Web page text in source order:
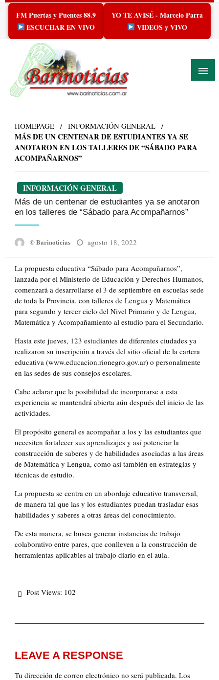
Skip
content
FM Puertas y Puentes 88.9
ESCUCHAR EN VIVO
YO TE AVISÉ - Marcelo Parra
VIDEOS y VIVO
HOMEPAGE INFORMACIÓN GENERAL
MÁS DE UN CENTENAR DE ESTUDIANTES YA SE
ANOTARON EN LOS TALLERES DE “SÁBADO PARA
ACOMPAÑARNOS”
INFORMACIÓN GENERAL
Más de un centenar de estudiantes ya se anotaron
en los talleres de “Sábado para Acompañarnos”
© Barinoticias
Posted
agosto 18, 2022
La propuesta educativa “Sábado para Acompañarnos”,
lanzada por el Ministerio de Educación y Derechos Humanos,
comenzará a desarrollarse el 3 de septiembre en escuelas sede
de toda la Provincia, con talleres de Lengua y Matemática
para segundo y tercer ciclo del Nivel Primario y de Lengua,
Matemática y Acompañamiento al estudio para el Secundario.
Hasta este jueves, 123 estudiantes de diferentes ciudades ya
realizaron su inscripción a través del sitio oficial de la cartera
educativa (www.educacion.rionegro.gov.ar) o personalmente
en las sedes de sus consejos escolares.
Cabe aclarar que la posibilidad de incorporarse a esta
experiencia se mantendrá abierta aún después del inicio de las
actividades.
El propósito general es acompañar a los y las estudiantes que
necesiten fortalecer sus aprendizajes y así potenciar la
construcción de saberes y de habilidades asociadas a las áreas
de Matemática y Lengua, como así también en estrategias y
técnicas de estudio.
La propuesta se centra en un abordaje educativo transversal,
de manera tal que las y los estudiantes puedan trasladar esas
habilidades y saberes a otras áreas del conocimiento.
De esta manera, se busca generar instancias de trabajo
colaborativo entre pares, que conlleven a la construcción de
herramientas aplicables al trabajo diario en el aula.
Post Views: 102
LEAVE A RESPONSE
Tu dirección de correo electrónico no será publicada. Los